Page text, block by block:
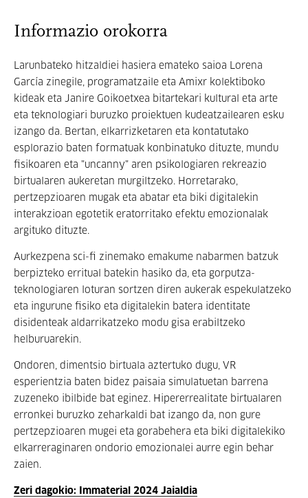
Informazio orokorra
Larunbateko hitzaldiei hasiera emateko saioa Lorena
García zinegile, programatzaile eta Amixr kolektiboko
kideak eta Janire Goikoetxea bitartekari kultural eta arte
eta teknologiari buruzko proiektuen kudeatzailearen esku
izango da. Bertan, elkarrizketaren eta kontatutako
esplorazio baten formatuak konbinatuko dituzte, mundu
fisikoaren eta "uncanny" aren psikologiaren rekreazio
birtualaren aukeretan murgiltzeko. Horretarako,
pertzepzioaren mugak eta abatar eta biki digitalekin
interakzioan egotetik eratorritako efektu emozionalak
argituko dituzte.
Aurkezpena sci-fi zinemako emakume nabarmen batzuk
berpizteko erritual batekin hasiko da, eta gorputza-
teknologiaren loturan sortzen diren aukerak espekulatzeko
eta ingurune fisiko eta digitalekin batera identitate
disidenteak aldarrikatzeko modu gisa erabiltzeko
helburuarekin.
Ondoren, dimentsio birtuala aztertuko dugu, VR
esperientzia baten bidez paisaia simulatuetan barrena
zuzeneko ibilbide bat eginez. Hipererrealitate birtualaren
erronkei buruzko zeharkaldi bat izango da, non gure
pertzepzioaren mugei eta gorabehera eta biki digitalekiko
elkarreraginaren ondorio emozionalei aurre egin behar
zaien.
Zeri dagokio: Immaterial 2024 Jaialdia